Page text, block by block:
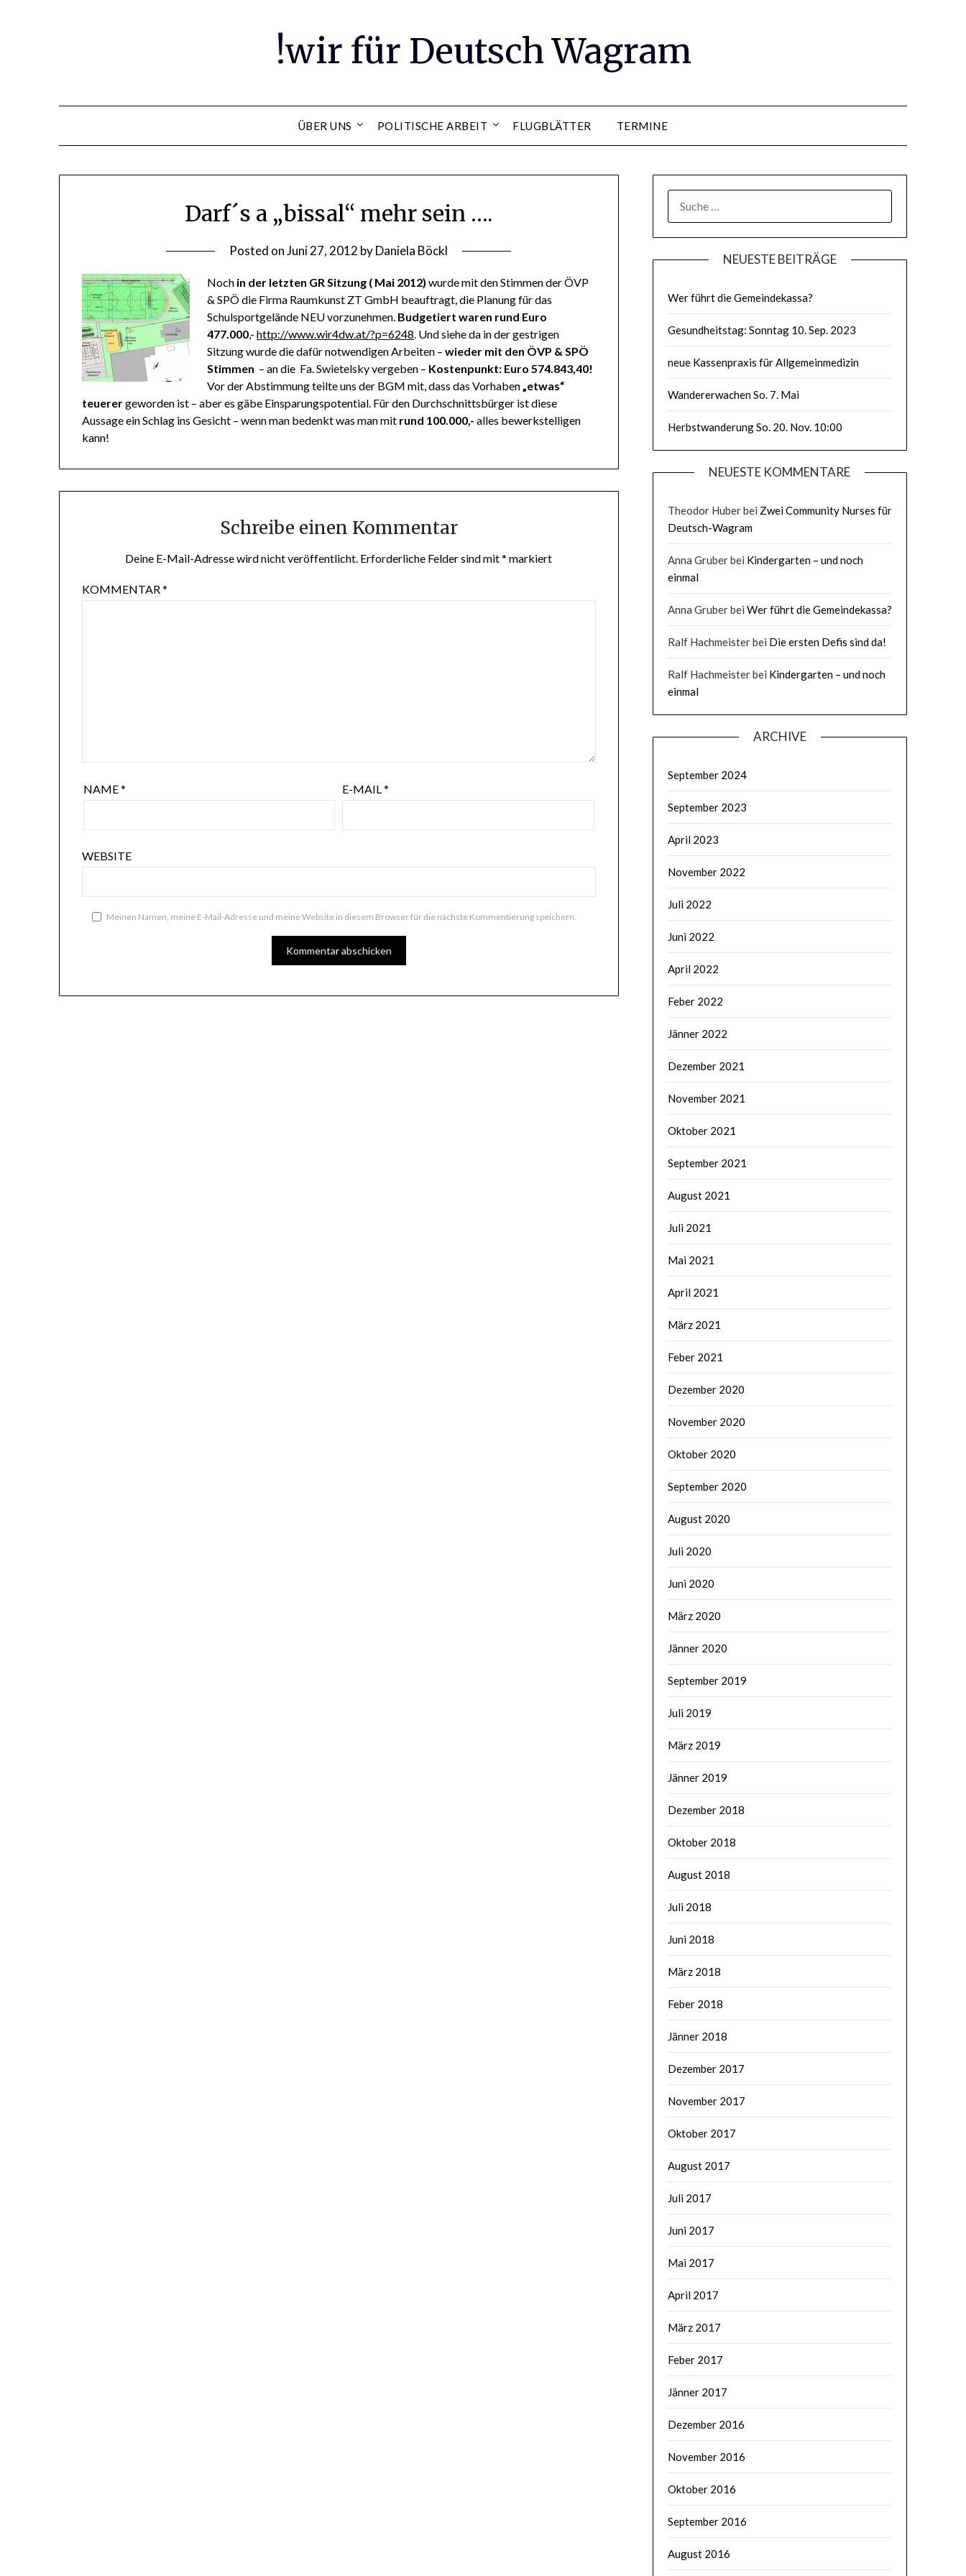
!wir für Deutsch Wagram
ÜBER UNS POLITISCHE ARBEIT FLUGBLÄTTER TERMINE
Darf´s a „bissal“ mehr sein ….
Posted onJuni 27, 2012 byDaniela Böckl
Noch in der letzten GR Sitzung ( Mai 2012) wurde mit den Stimmen der ÖVP
& SPÖ die Firma Raumkunst ZT GmbH beauftragt, die Planung für das
Schulsportgelände NEU vorzunehmen. Budgetiert waren rund Euro
477.000,-http://www.wir4dw.at/?p=6248. Und siehe da in der gestrigen
Sitzung wurde die dafür notwendigen Arbeiten –wieder mit den ÖVP & SPÖ
Stimmen – an die Fa. Swietelsky vergeben – Kostenpunkt: Euro 574.843,40!
Vor der Abstimmung teilte uns der BGM mit, dass das Vorhaben„etwas“
teuerergeworden ist – aber es gäbe Einsparungspotential. Für den Durchschnittsbürger ist diese
Aussage ein Schlag ins Gesicht – wenn man bedenkt was man mit rund 100.000,- alles bewerkstelligen
kann!
Schreibe einen Kommentar
Deine E-Mail-Adresse wird nicht veröffentlicht. Erforderliche Felder sind mit* markiert
KOMMENTAR*
NAME* E-MAIL*
WEBSITE
Meinen Namen, meine E-Mail-Adresse und meine Website in diesem Browser für die nächste Kommentierung speichern.
NACH:
NEUESTE BEITRÄGE
Wer führt die Gemeindekassa?
Gesundheitstag: Sonntag 10. Sep. 2023
neue Kassenpraxis für Allgemeinmedizin
Wandererwachen So. 7. Mai
Herbstwanderung So. 20. Nov. 10:00
NEUESTE KOMMENTARE
Theodor Huberbei Zwei Community Nurses für
Deutsch-Wagram
Anna Gruberbei Kindergarten – und noch
einmal
Anna Gruberbei Wer führt die Gemeindekassa?
Ralf Hachmeisterbei Die ersten Defis sind da!
Ralf Hachmeisterbei Kindergarten – und noch
einmal
ARCHIVE
September 2024
September 2023
April 2023
November 2022
Juli 2022
Juni 2022
April 2022
Feber 2022
Jänner 2022
Dezember 2021
November 2021
Oktober 2021
September 2021
August 2021
Juli 2021
Mai 2021
April 2021
März 2021
Feber 2021
Dezember 2020
November 2020
Oktober 2020
September 2020
August 2020
Juli 2020
Juni 2020
März 2020
Jänner 2020
September 2019
Juli 2019
März 2019
Jänner 2019
Dezember 2018
Oktober 2018
August 2018
Juli 2018
Juni 2018
März 2018
Feber 2018
Jänner 2018
Dezember 2017
November 2017
Oktober 2017
August 2017
Juli 2017
Juni 2017
Mai 2017
April 2017
März 2017
Feber 2017
Jänner 2017
Dezember 2016
November 2016
Oktober 2016
September 2016
August 2016